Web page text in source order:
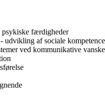
færdigheder
udvikling af sociale
ved kommunikative